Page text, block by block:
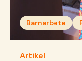
Barnarbete
Artikel